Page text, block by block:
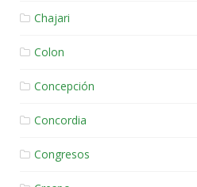
Chajari
Colon
Concepción
Concordia
Congresos